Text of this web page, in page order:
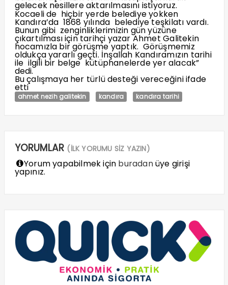
gelecek nesillere aktarılmasını istiyoruz.
Kocaeli de hiçbir yerde belediye yokken
Kandıra’da 1868 yılında belediye teşkilatı vardı.
Bunun gibi zenginliklerimizin gün yüzüne
çıkartılması için tarihçi yazar Ahmet Galitekin
hocamızla bir görüşme yaptık. Görüşmemiz
oldukça yararlı geçti. İnşallah Kandıramızın tarihi
ile ilgili bir belge kütüphanelerde yer alacak”
dedi.
Bu çalışmaya her türlü desteği vereceğini ifade
etti
ahmet nezih galitekin kandıra kandıra tarihi
YORUMLAR (İLK YORUMU SİZ YAZIN)
Yorum yapabilmek için buradanüye girişi
yapınız.